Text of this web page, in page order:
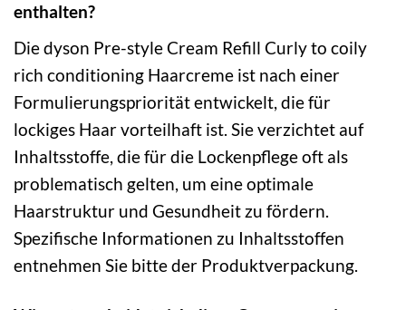
enthalten?
Die dyson Pre-style Cream Refill Curly to coily
rich conditioning Haarcreme ist nach einer
Formulierungspriorität entwickelt, die für
lockiges Haar vorteilhaft ist. Sie verzichtet auf
Inhaltsstoffe, die für die Lockenpflege oft als
problematisch gelten, um eine optimale
Haarstruktur und Gesundheit zu fördern.
Spezifische Informationen zu Inhaltsstoffen
entnehmen Sie bitte der Produktverpackung.